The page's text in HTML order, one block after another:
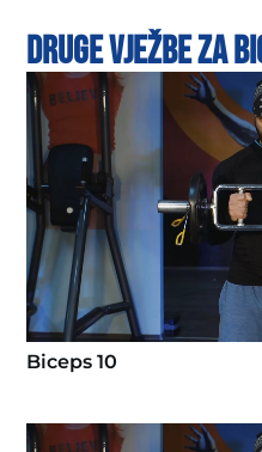
Druge vježbe za
Biceps 10